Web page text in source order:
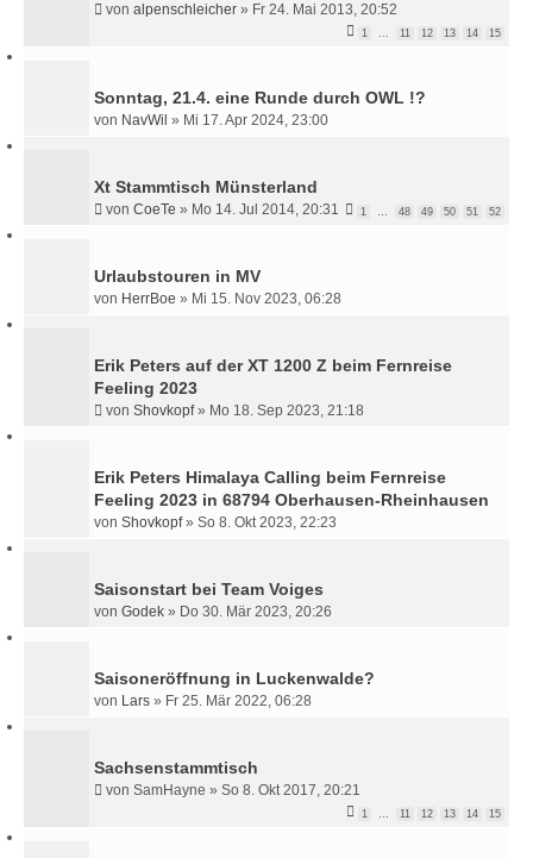
von alpenschleicher » Fr 24. Mai 2013, 20:52
1 11 12 13 14 15
Sonntag, 21.4. eine Runde durch OWL !?
von NavWil » Mi 17. Apr 2024, 23:00
Xt Stammtisch Münsterland
von CoeTe » Mo 14. Jul 2014, 20:31 1 48 49 50 51 52
Urlaubstouren in MV
von HerrBoe » Mi 15. Nov 2023, 06:28
Erik Peters auf der XT 1200 Z beim Fernreise
Feeling 2023
von Shovkopf» Mo 18. Sep 2023, 21:18
Erik Peters Himalaya Calling beim Fernreise
Feeling 2023 in 68794 Oberhausen-Rheinhausen
von Shovkopf» So 8. Okt 2023, 22:23
Saisonstart bei Team Voiges
von Godek » Do 30. Mär 2023, 20:26
Saisoneröffnung in Luckenwalde?
von Lars » Fr 25. Mär 2022, 06:28
Sachsenstammtisch
von SamHayne » So 8. Okt 2017, 20:21
1 11 12 13 14 15